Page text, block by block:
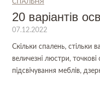
СПАЛЬНЯ
20 варіантів
07.12.2022
Скільки спалень, стільки
величезні люстри, точкові
підсвічування меблів,